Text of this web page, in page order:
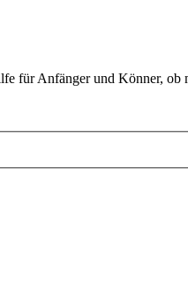
für Anfänger und Könner, ob